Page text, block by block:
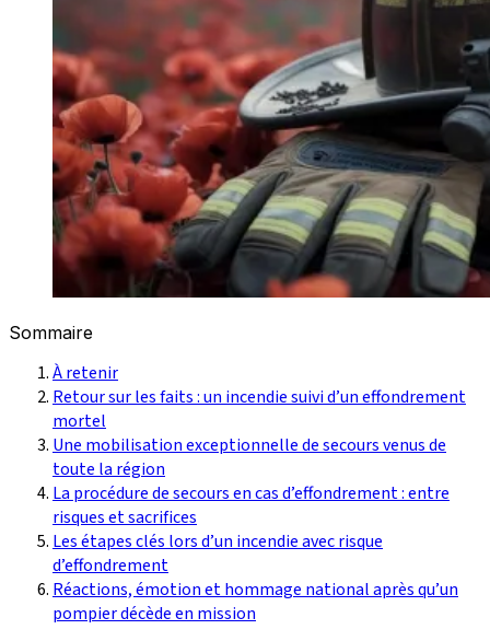
Sommaire
À retenir
Retour sur les faits : un incendie suivi d’un effondrement
mortel
Une mobilisation exceptionnelle de secours venus de
toute la région
La procédure de secours en cas d’effondrement : entre
risques et sacrifices
Les étapes clés lors d’un incendie avec risque
d’effondrement
Réactions, émotion et hommage national après qu’un
pompier décède en mission